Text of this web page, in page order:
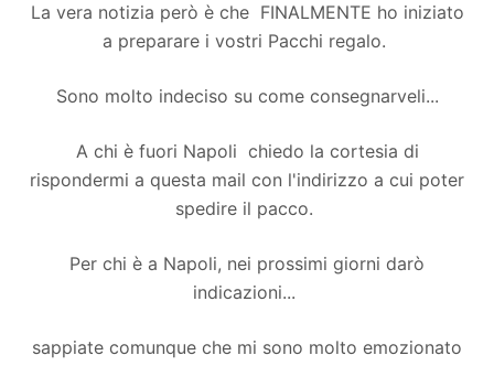
La vera notizia però è che FINALMENTE ho iniziato
a preparare i vostri Pacchi regalo.
Sono molto indeciso su come consegnarveli...
A chi è fuori Napoli chiedo la cortesia di
rispondermi a questa mail con l'indirizzo a cui poter
spedire il pacco.
Per chi è a Napoli, nei prossimi giorni darò
indicazioni...
sappiate comunque che mi sono molto emozionato